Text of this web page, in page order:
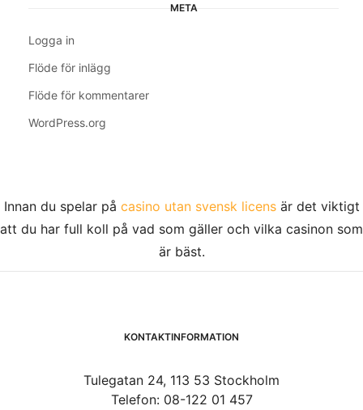
META
Logga in
Flöde för inlägg
Flöde för kommentarer
WordPress.org
Innan du spelar på casino utan svensk licensär det viktigt
att du har full koll på vad som gäller och vilka casinon som
är bäst.
KONTAKTINFORMATION
Tulegatan 24, 113 53 Stockholm
Telefon: 08-122 01 457